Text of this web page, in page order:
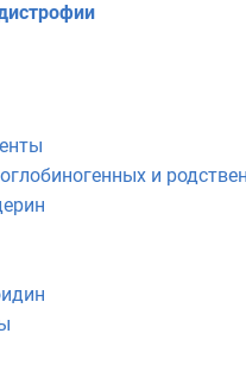
и